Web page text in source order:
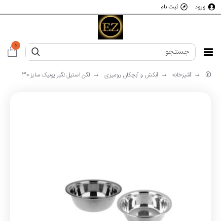
ورود ثبت نام
0
آشپزخانه آبکش و آبچکان رومیزی لگن استیل نگیر یونیک سایز 30